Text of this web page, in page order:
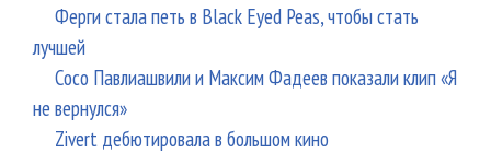
Ферги стала петь в Black Eyed Peas, чтобы стать
лучшей
Сосо Павлиашвили и Максим Фадеев показали клип «Я
не вернулся»
Zivert дебютировала в большом кино